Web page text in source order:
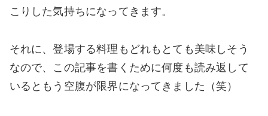
こりした気持ちになってきます。
それに、登場する料理もどれもとても美味しそう
なので、この記事を書くために何度も読み返して
いるともう空腹が限界になってきました（笑）